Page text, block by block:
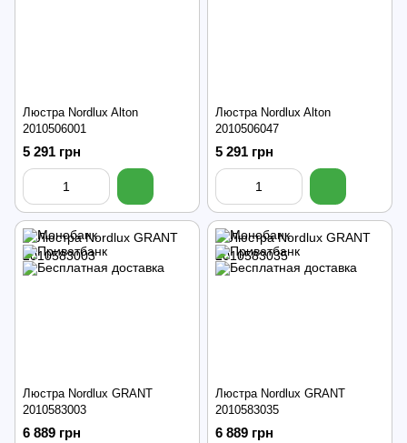
Люстра Nordlux Alton
2010506001
5 291 грн
Люстра Nordlux Alton
2010506047
5 291 грн
Люстра Nordlux GRANT
2010583003
6 889 грн
Люстра Nordlux GRANT
2010583035
6 889 грн